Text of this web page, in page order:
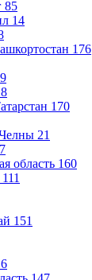
85
14
176
9
8
170
21
7
область 160
111
151
6